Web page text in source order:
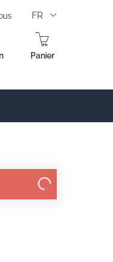
FR
Panier